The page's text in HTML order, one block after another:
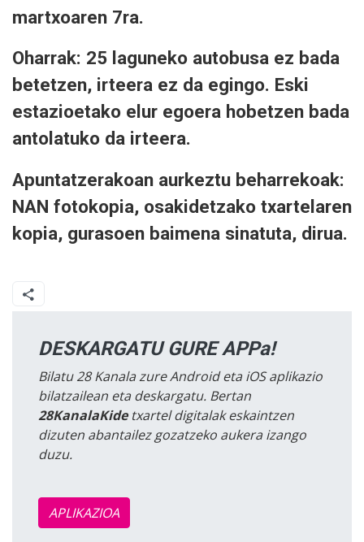
martxoaren 7ra.
Oharrak: 25 laguneko autobusa ez bada
betetzen, irteera ez da egingo. Eski
estazioetako elur egoera hobetzen bada
antolatuko da irteera.
Apuntatzerakoan aurkeztu beharrekoak:
NAN fotokopia, osakidetzako txartelaren
kopia, gurasoen baimena sinatuta, dirua.
DESKARGATU GURE APPa!
Bilatu 28 Kanala zure Android eta iOS aplikazio
bilatzailean eta deskargatu. Bertan
28KanalaKidetxartel digitalak eskaintzen
dizuten abantailez gozatzeko aukera izango
duzu.
APLIKAZIOA